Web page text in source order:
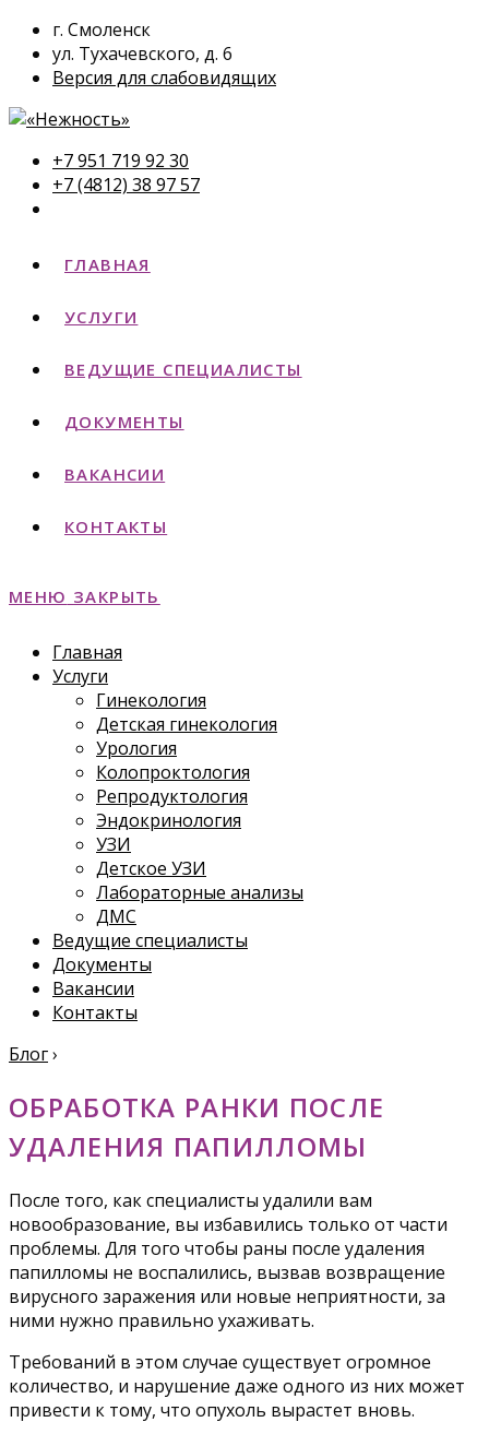
г. Смоленск
ул. Тухачевского, д. 6
Версия для слабовидящих
+7 951 719 92 30
+7 (4812) 38 97 57
ГЛАВНАЯ
УСЛУГИ
ВЕДУЩИЕ СПЕЦИАЛИСТЫ
ДОКУМЕНТЫ
ВАКАНСИИ
КОНТАКТЫ
МЕНЮ ЗАКРЫТЬ
Главная
Услуги
Гинекология
Детская гинекология
Урология
Колопроктология
Репродуктология
Эндокринология
УЗИ
Детское УЗИ
Лабораторные анализы
ДМС
Ведущие специалисты
Документы
Вакансии
Контакты
Блог›
ОБРАБОТКА РАНКИ ПОСЛЕ
УДАЛЕНИЯ ПАПИЛЛОМЫ
После того, как специалисты удалили вам
новообразование, вы избавились только от части
проблемы. Для того чтобы раны после удаления
папилломы не воспалились, вызвав возвращение
вирусного заражения или новые неприятности, за
ними нужно правильно ухаживать.
Требований в этом случае существует огромное
количество, и нарушение даже одного из них может
привести к тому, что опухоль вырастет вновь.